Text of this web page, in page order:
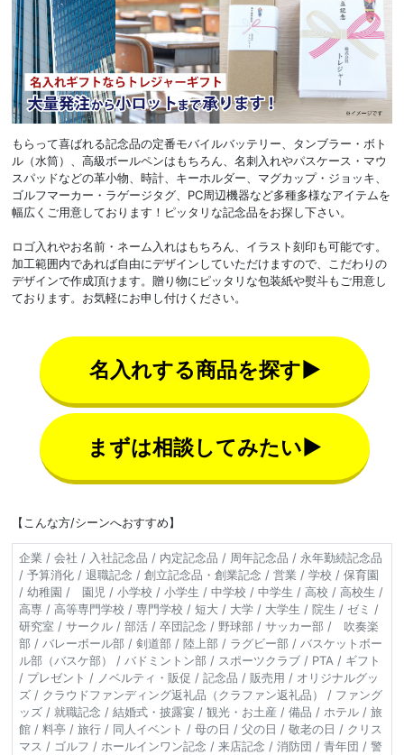
もらって喜ばれる記念品の定番モバイルバッテリー、タンブラー・ボト
ル（水筒）、高級ボールペンはもちろん、名刺入れやパスケース・マウ
スパッドなどの革小物、時計、キーホルダー、マグカップ・ジョッキ、
ゴルフマーカー・ラゲージタグ、PC周辺機器など多種多様なアイテムを
幅広くご用意しております！ピッタリな記念品をお探し下さい。
ロゴ入れやお名前・ネーム入れはもちろん、イラスト刻印も可能です。
加工範囲内であれば自由にデザインしていただけますので、こだわりの
デザインで作成頂けます。贈り物にピッタリな包装紙や熨斗もご用意し
ております。お気軽にお申し付けください。
名入れする商品を探す▶
まずは相談してみたい▶
【こんな方/シーンへおすすめ】
企業 / 会社 / 入社記念品 / 内定記念品 / 周年記念品 / 永年勤続記念品
/ 予算消化 / 退職記念 / 創立記念品・創業記念 / 営業 / 学校 / 保育園
/ 幼稚園 / 園児 / 小学校 / 小学生 / 中学校 / 中学生 / 高校 / 高校生 /
高専 / 高等専門学校 / 専門学校 / 短大 / 大学 / 大学生 / 院生 / ゼミ /
研究室 / サークル / 部活 / 卒団記念 / 野球部 / サッカー部 / 吹奏楽
部 / バレーボール部 / 剣道部 / 陸上部 / ラグビー部 / バスケットボー
ル部（バスケ部） / バドミントン部 / スポーツクラブ / PTA / ギフト
/ プレゼント / ノベルティ・販促 / 記念品 / 販売用 / オリジナルグッ
ズ / クラウドファンディング返礼品（クラファン返礼品） / ファング
ッズ / 就職記念 / 結婚式・披露宴 / 観光・お土産 / 備品 / ホテル / 旅
館 / 料亭 / 旅行 / 同人イベント / 母の日 / 父の日 / 敬老の日 / クリス
マス / ゴルフ / ホールインワン記念 / 来店記念 / 消防団 / 青年団 / 警